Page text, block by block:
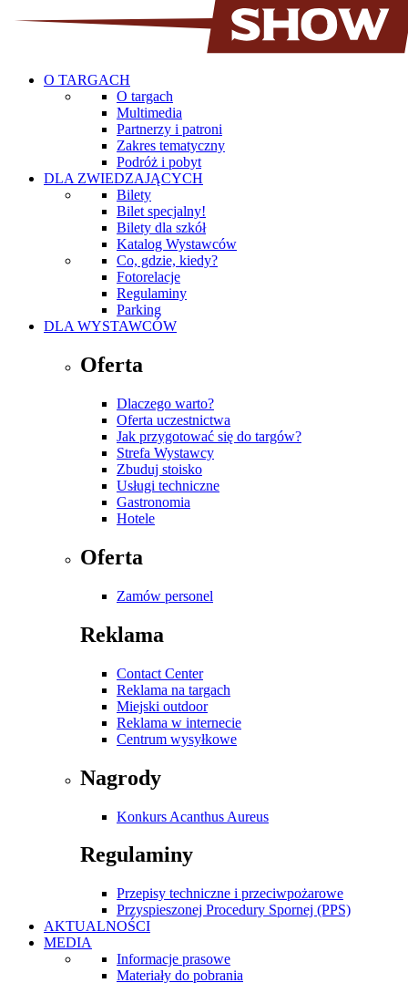
O TARGACH
O targach
Multimedia
Partnerzy i patroni
Zakres tematyczny
Podróż i pobyt
DLA ZWIEDZAJĄCYCH
Bilety
Bilet specjalny!
Bilety dla szkół
Katalog Wystawców
Co, gdzie, kiedy?
Fotorelacje
Regulaminy
Parking
DLA WYSTAWCÓW
Oferta
Dlaczego warto?
Oferta uczestnictwa
Jak przygotować się do targów?
Strefa Wystawcy
Zbuduj stoisko
Usługi techniczne
Gastronomia
Hotele
Oferta
Zamów personel
Reklama
Contact Center
Reklama na targach
Miejski outdoor
Reklama w internecie
Centrum wysyłkowe
Nagrody
Konkurs Acanthus Aureus
Regulaminy
Przepisy techniczne i przeciwpożarowe
Przyspieszonej Procedury Spornej (PPS)
AKTUALNOŚCI
MEDIA
Informacje prasowe
Materiały do pobrania